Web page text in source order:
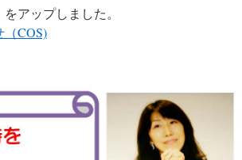
アップしました。
COS)